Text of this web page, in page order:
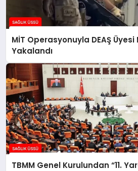
MİT Operasyonuyla DEAŞ
Yakalandı
TBMM Genel Kurulundan “11.